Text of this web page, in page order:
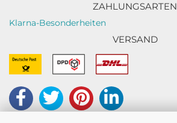
ZAHLUNGSARTEN
Klarna-Besonderheiten
VERSAND